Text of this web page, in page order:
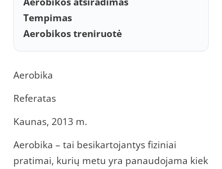
Tempimas
Aerobikos treniruotė
Aerobika
Referatas
Kaunas, 2013 m.
Aerobika – tai besikartojantys fiziniai
pratimai, kurių metu yra panaudojama kiek